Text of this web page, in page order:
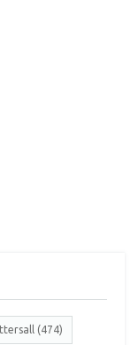
(474)